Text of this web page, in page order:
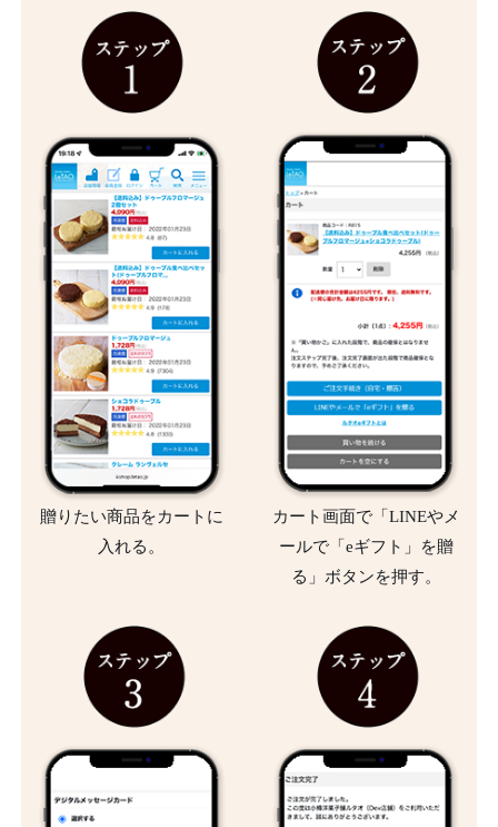
贈りたい商品をカートに
入れる。
カート画面で「LINEやメ
ールで「eギフト」を贈
る」ボタンを押す。